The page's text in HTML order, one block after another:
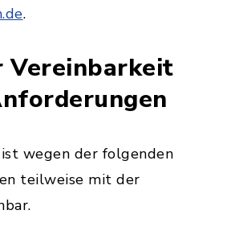
.
Vereinbarkeit
wegen der folgenden
teilweise mit der